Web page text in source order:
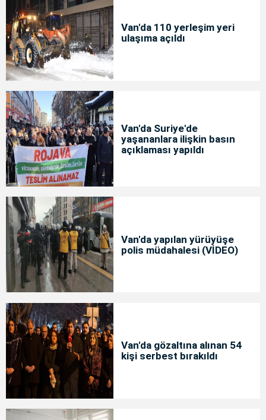
Van'da 110 yerleşim yeri
ulaşıma açıldı
Van'da Suriye'de
yaşananlara ilişkin basın
açıklaması yapıldı
Van'da yapılan yürüyüşe
polis müdahalesi (VİDEO)
Van'da gözaltına alınan 54
kişi serbest bırakıldı